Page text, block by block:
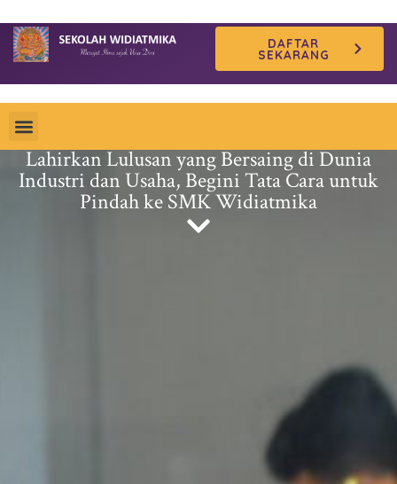
content
DAFTAR
SEKARANG
Lahirkan Lulusan yang Bersaing di Dunia
Industri dan Usaha, Begini Tata Cara untuk
Pindah ke SMK Widiatmika